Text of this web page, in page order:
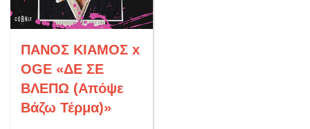
ΠΑΝΟΣ ΚΙΑΜΟΣ x
OGE «ΔΕ ΣΕ
ΒΛΕΠΩ (Aπόψε
Βάζω Τέρμα)»